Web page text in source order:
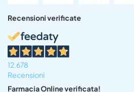
Recensioni verificate
12.678
Recensioni
Farmacia Online verificata!